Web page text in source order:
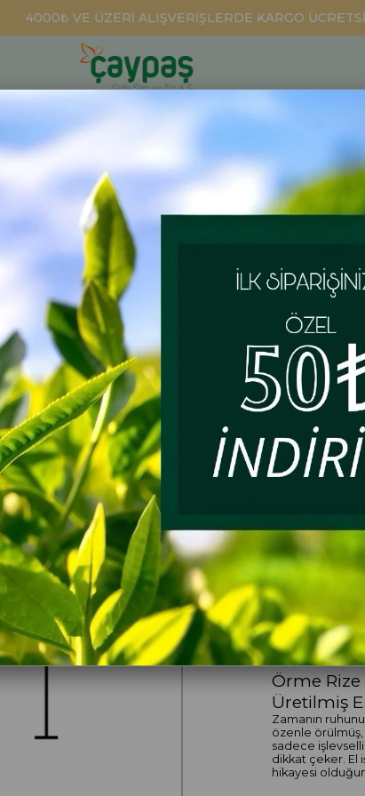
4000₺ VE ÜZERİ ALIŞVERİŞLERDE KARGO ÜCRETSİZ
POŞET ÇAYLAR
Sepet , Örme Sepet, Rize Sepeti Örme Rize Sepeti
Yöresel
Sepet ,
Örme Rize
₺600,00
Her
ÜRÜN
Örme Rize
Üretilmiş
Zamanın
özenle
sadece
dikkat çeker. El
hikayesi